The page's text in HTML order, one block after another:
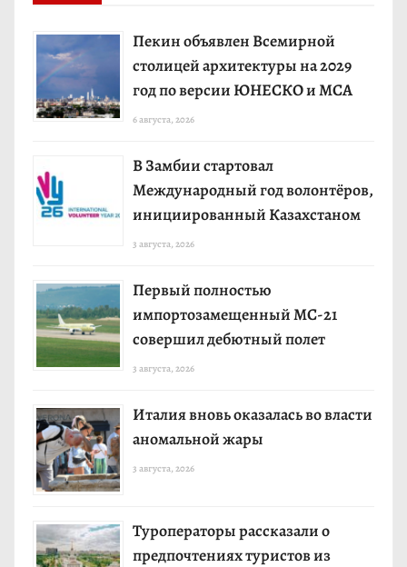
Пекин объявлен Всемирной
столицей архитектуры на 2029
год по версии ЮНЕСКО и МСА
6 августа, 2026
В Замбии стартовал
Международный год волонтёров,
инициированный Казахстаном
3 августа, 2026
Первый полностью
импортозамещенный МС-21
совершил дебютный полет
3 августа, 2026
Италия вновь оказалась во власти
аномальной жары
3 августа, 2026
Туроператоры рассказали о
предпочтениях туристов из